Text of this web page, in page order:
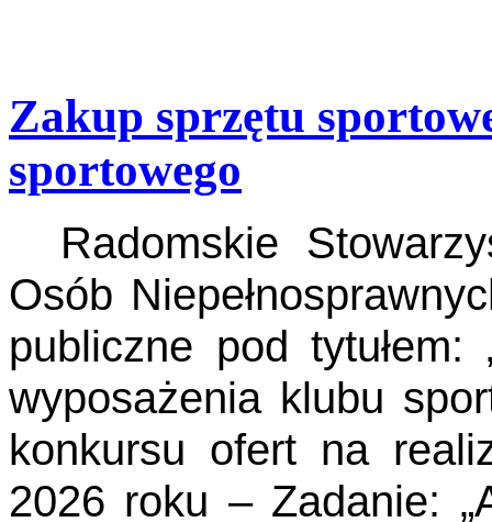
Zakup sprzętu
sportowego
Radomskie
Osób
publiczne pod
wyposażenia klubu
konkursu ofert na
2026 roku – Zadanie: